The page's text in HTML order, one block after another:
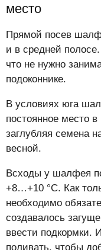
место
Прямой посев
и в средней
что не нужно
подоконнике.
В условиях юга
постоянное место
заглубляя семена
весной.
Всходы у шалфея
+8…+10 °С. Как
необходимо
создавалось
ввести подкормки.
поливать, чтобы